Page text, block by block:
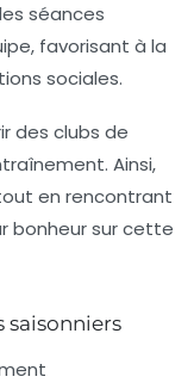
séances
favorisant à la
sociales.
des clubs de
Ainsi,
en rencontrant
bonheur sur cette
saisonniers